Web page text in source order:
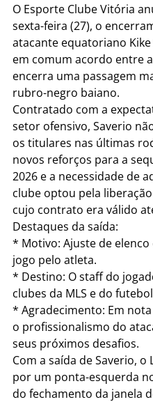
O Esporte Clube Vitória
sexta-feira (27), o
atacante equatoriano
em comum acordo entre
encerra uma passagem
rubro-negro baiano.
Contratado com a
setor ofensivo, Saverio
os titulares nas últimas
novos reforços para a
2026 e a necessidade de
clube optou pela
cujo contrato era válido
Destaques da saída:
* Motivo: Ajuste de
jogo pelo atleta.
* Destino: O staff do
clubes da MLS e do
* Agradecimento: Em
o profissionalismo do
seus próximos desafios.
Com a saída de Saverio,
por um ponta-esquerda
do fechamento da janela